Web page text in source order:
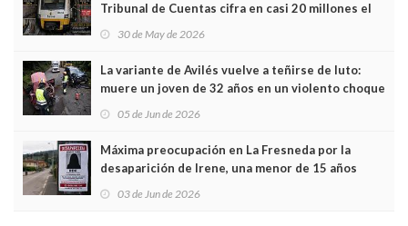
Tribunal de Cuentas cifra en casi 20 millones el
sobrecoste de los trenes que no cabían por los
30 de May de 2026
La variante de Avilés vuelve a teñirse de luto:
muere un joven de 32 años en un violento choque
frontal
05 de Jun de 2026
Máxima preocupación en La Fresneda por la
desaparición de Irene, una menor de 15 años
03 de Jun de 2026